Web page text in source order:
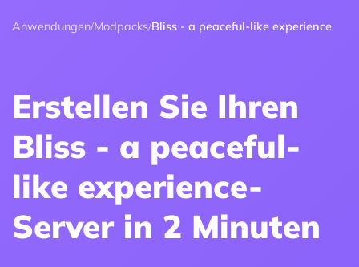
Anwendungen/Modpacks/Bliss - a peaceful-like experience
Erstellen Sie Ihren
Bliss - a peaceful-
like experience-
Server in 2 Minuten